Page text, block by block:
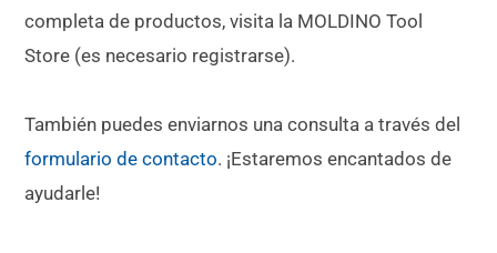
completa de productos, visita la MOLDINO Tool
Store (es necesario registrarse).
También puedes enviarnos una consulta a través del
formulario de contacto. ¡Estaremos encantados de
ayudarle!